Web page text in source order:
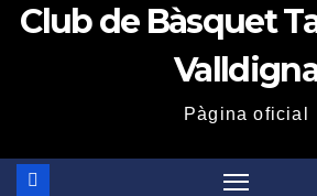
Club de Bàsquet
Pàgina oficial